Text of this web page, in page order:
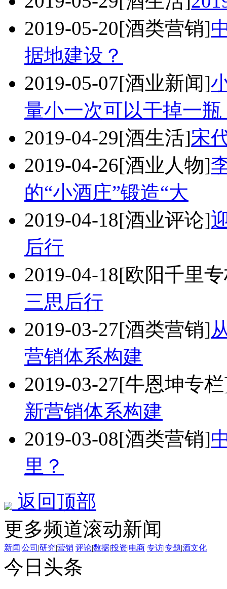
2019-05-20[酒类营销]
据地建设？
2019-05-07[酒业新闻]
量小一次可以干掉一瓶
2019-04-29[酒生活]宋
2019-04-26[酒业人物]
的“小酒庄”锻造“大
2019-04-18[酒业评论]
后行
2019-04-18[欧阳千里
三思后行
2019-03-27[酒类营销]
营销体系构建
2019-03-27[牛恩坤专
新营销体系构建
2019-03-08[酒类营销]
里？
返回顶部
更多频道滚动新闻
新闻|公司 |研究|营销 评论|数据|投资|电商 专访|专题|酒文化
今日头条